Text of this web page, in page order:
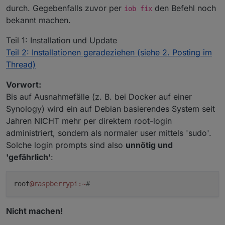
durch. Gegebenfalls zuvor per iob fix den Befehl noch
bekannt machen.
Teil 1: Installation und Update
Teil 2: Installationen geradeziehen (siehe 2. Posting im
Thread)
Vorwort:
Bis auf Ausnahmefälle (z. B. bei Docker auf einer
Synology) wird ein auf Debian basierendes System seit
Jahren NICHT mehr per direktem root-login
administriert, sondern als normaler user mittels 'sudo'.
Solche login prompts sind also unnötig und
'gefährlich':
root@raspberrypi :~#
Nicht machen!